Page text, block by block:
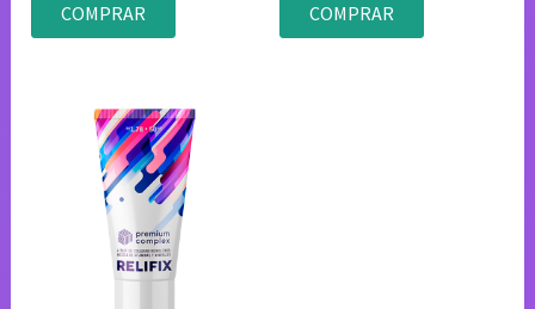
4.80
de 5
COMPRAR
4.80
de 5
COMPRAR